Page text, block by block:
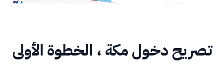
دخول مكة ، الخطوة الأولى